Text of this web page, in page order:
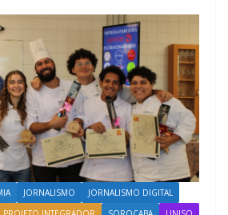
JORNALISMO
JORNALISMO DIGITAL